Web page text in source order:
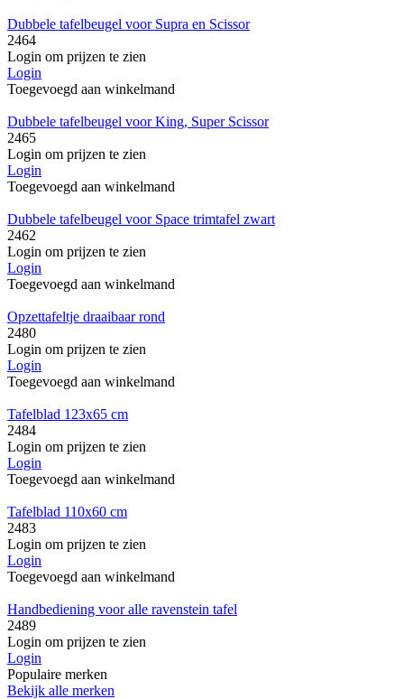
Dubbele tafelbeugel voor Supra en Scissor
2464
Login om prijzen te zien
Login
Toegevoegd aan winkelmand
Dubbele tafelbeugel voor King, Super Scissor
2465
Login om prijzen te zien
Login
Toegevoegd aan winkelmand
Dubbele tafelbeugel voor Space trimtafel zwart
2462
Login om prijzen te zien
Login
Toegevoegd aan winkelmand
Opzettafeltje draaibaar rond
2480
Login om prijzen te zien
Login
Toegevoegd aan winkelmand
Tafelblad 123x65 cm
2484
Login om prijzen te zien
Login
Toegevoegd aan winkelmand
Tafelblad 110x60 cm
2483
Login om prijzen te zien
Login
Toegevoegd aan winkelmand
Handbediening voor alle ravenstein tafel
2489
Login om prijzen te zien
Login
Populaire merken
Bekijk alle merken